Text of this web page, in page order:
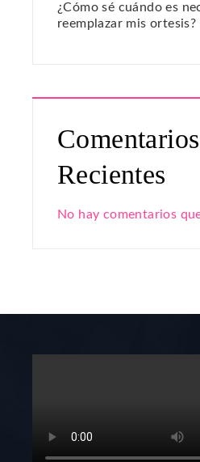
¿Cómo sé cuándo es
reemplazar mis ortesis?
Comentarios
Recientes
No hay comentarios